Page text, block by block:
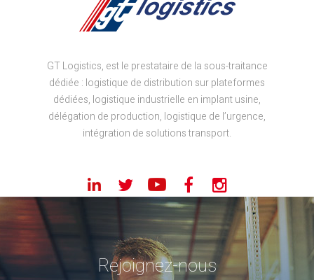
GT Logistics, est le prestataire de la sous-traitance
dédiée : logistique de distribution sur plateformes
dédiées, logistique industrielle en implant usine,
délégation de production, logistique de l’urgence,
intégration de solutions transport.
Rejoignez-nous